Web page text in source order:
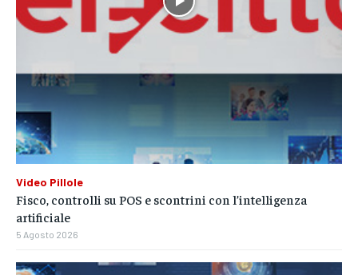
Video Pillole
Fisco, controlli su POS e scontrini con l’intelligenza
artificiale
5 Agosto 2026